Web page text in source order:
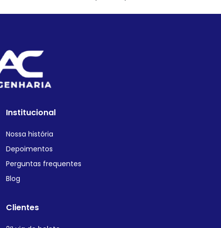
Institucional
Nossa história
Depoimentos
Perguntas frequentes
Blog
Clientes